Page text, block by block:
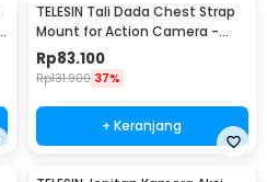
TELESIN Tali Dada Chest Strap
Mount for Action Camera -
GP-UCS-001
Rp83.100
Rp131.900 37%
+ Keranjang